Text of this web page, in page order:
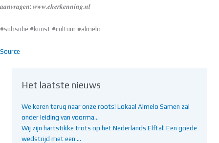
𝒂𝒂𝒏𝒗𝒓𝒂𝒈𝒆𝒏: 𝒘𝒘𝒘.𝒆𝒉𝒆𝒓𝒌𝒆𝒏𝒏𝒊𝒏𝒈.𝒏𝒍
#subsidie #kunst #cultuur #almelo
Source
Het laatste nieuws
We keren terug naar onze roots! Lokaal Almelo Samen zal
onder leiding van voorma…
Wij zijn hartstikke trots op het Nederlands Elftal! Een goede
wedstrijd met een …